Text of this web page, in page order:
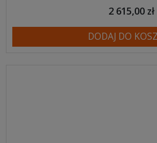
2 615,00 zł
DODAJ DO